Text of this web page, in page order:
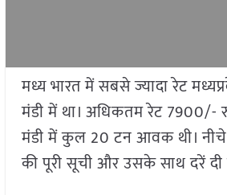
मध्य भारत में सबसे ज्यादा रेट
मंडी में था। अधिकतम रेट 7900/-
मंडी में कुल 20 टन आवक थी। नीचे
की पूरी सूची और उसके साथ दरें दी